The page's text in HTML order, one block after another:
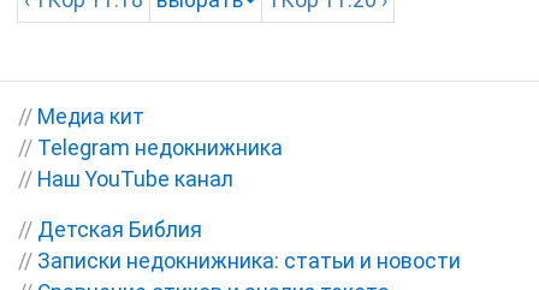
// Медиа кит
// Telegram недокнижника
// Наш YouTube канал
// Детская Библия
// Записки недокнижника: статьи и новости